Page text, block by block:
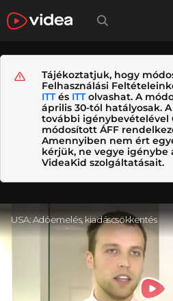
Tájékoztatjuk, hogy
Felhasználási
ITTés ITTolvashat. A
április 30-tól hatályosak.
további igénybevételével
módosított ÁFF
Amennyiben nem ért
kérjük, ne vegye igénybe
VideaKid szolgáltatásait.